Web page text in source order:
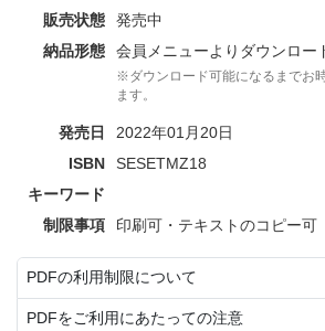
販売状態
発売中
納品形態
会員メニューよりダウンロー
※ダウンロード可能になるまでお
ます。
発売日
2022年01月20日
ISBN
SESETMZ18
キーワード
制限事項
印刷可・テキストのコピー可
PDFの利用制限について
PDFをご利用にあたっての注意